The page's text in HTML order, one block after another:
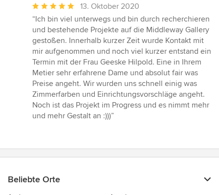
Durchschnittliche
Bewertung:
5
von
5
Sternen
13. Oktober 2020
“Ich bin viel unterwegs und bin durch recherchieren
und bestehende Projekte auf die Middleway Gallery
gestoßen. Innerhalb kurzer Zeit wurde Kontakt mit
mir aufgenommen und noch viel kurzer entstand ein
Termin mit der Frau Geeske Hilpold. Eine in Ihrem
Metier sehr erfahrene Dame und absolut fair was
Preise angeht. Wir wurden uns schnell einig was
Zimmerfarben und Einrichtungsvorschläge angeht.
Noch ist das Projekt im Progress und es nimmt mehr
und mehr Gestalt an :)))”
Beliebte Orte